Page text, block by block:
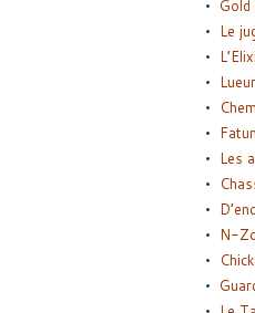
Le
Lueur
Les
N-